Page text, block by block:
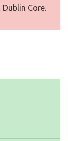
Core.